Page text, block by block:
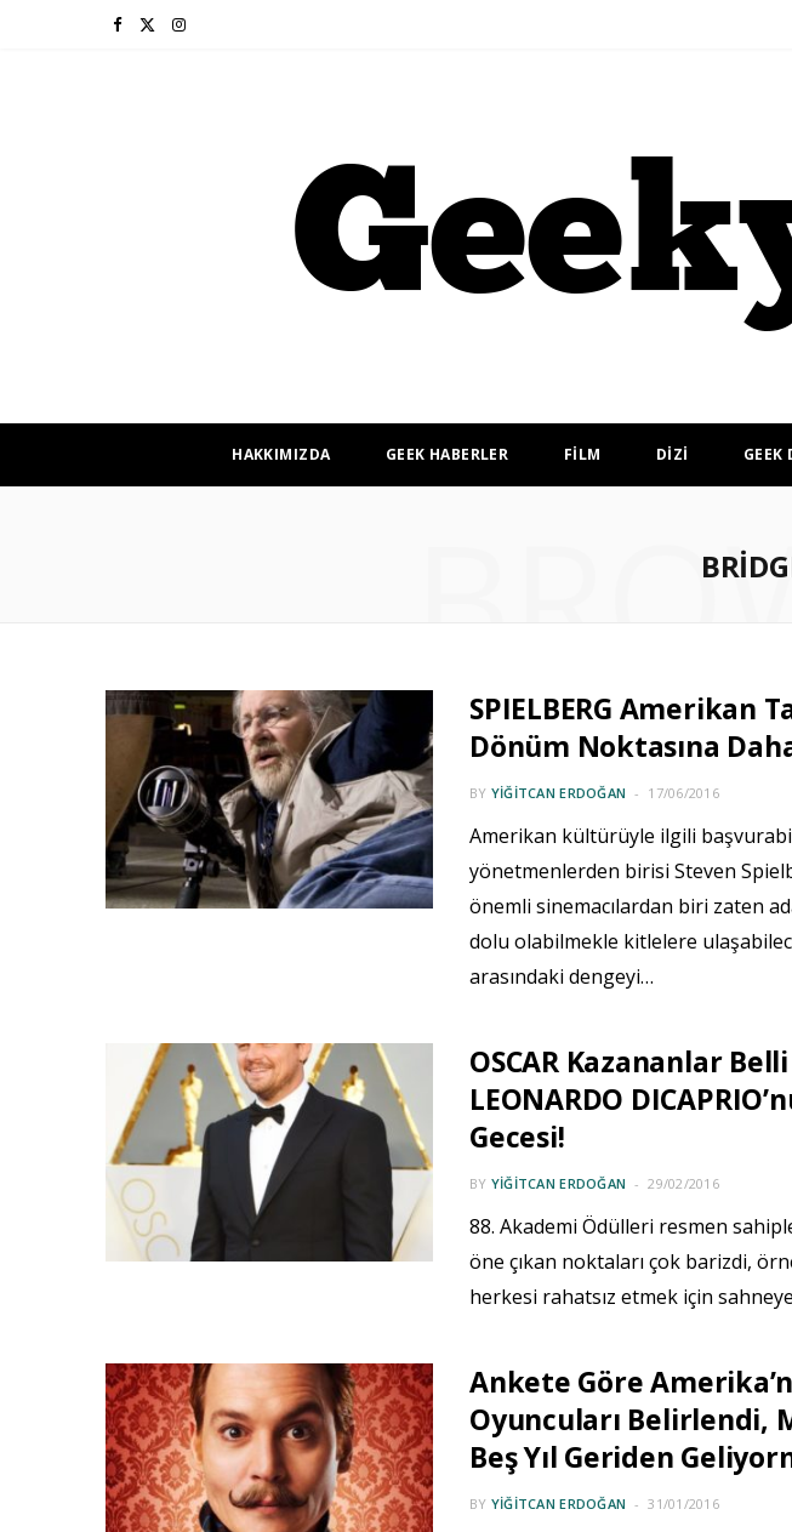
F I
HAKKIMIZDA GEEK HABERLER FİLM DİZİ GEEK
SPIELBERG Amerikan
Dönüm Noktasına
BY YIĞITCAN ERDOĞAN 17/06/2016
Amerikan kültürüyle ilgili
yönetmenlerden birisi Steven
önemli sinemacılardan biri zaten
dolu olabilmekle kitlelere
arasındaki dengeyi…
OSCAR Kazananlar
LEONARDO
Gecesi!
BY YIĞITCAN ERDOĞAN 29/02/2016
88. Akademi Ödülleri resmen
öne çıkan noktaları çok barizdi,
herkesi rahatsız etmek için sahneye
Ankete Göre
Oyuncuları Belirlendi,
Beş Yıl Geriden
BY YIĞITCAN ERDOĞAN 31/01/2016